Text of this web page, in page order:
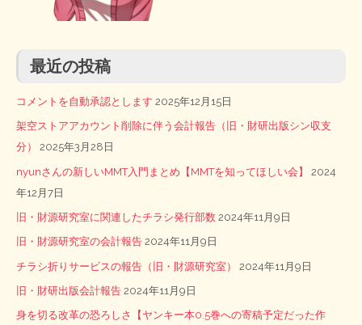
最近の投稿
コメントを自動承認とします 2025年12月15日
架空ストアアカウント削除に伴う会計報告（旧・財研出版シン収支
分）
2025年3月28日
nyunさんの新しいMMT入門まとめ【MMTを知ってほしい会】
2024
年12月7日
旧・財源研究室に関連したチラシ発行部数 2024年11月9日
旧・財源研究室の会計報告 2024年11月9日
チラシ折りサービスの報告（旧・財源研究室） 2024年11月9日
旧・財研出版会計報告 2024年11月9日
身を切る改革の恐ろしさ【ヤンキー本0.5巻への寄稿予定だった作